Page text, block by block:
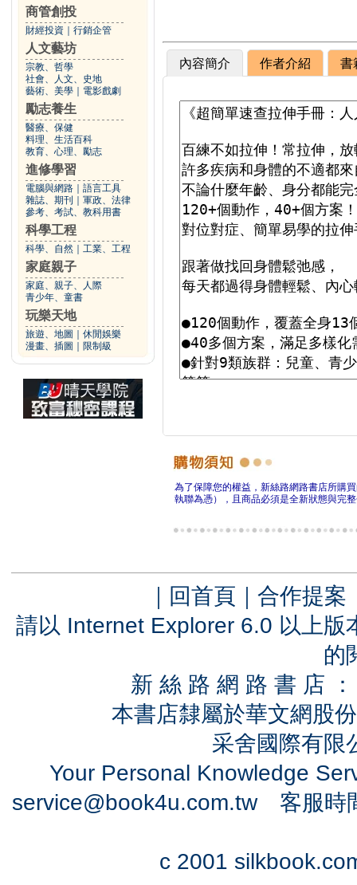
商管創投
財經投資 行銷企管
人文藝坊
宗教、哲學
社會、人文、史地
藝術、美學
電影戲劇
勵志養生
醫療、保健
料理、生活百科
教育、心理、勵志
進修學習
電腦與網路
語言工具
雜誌、期刊
軍政、法律
參考、考試、教科用書
科學工程
科學、自然 工業、工程
家庭親子
家庭、親子、人際
青少年、童書
玩樂天地
旅遊、地圖
休閒娛樂
漫畫、插圖
限制級
內容簡介 作者介紹 書
為了保障您的權益，新絲路網路書店所購
執聯為憑），且商品必須是全新狀態與完
｜ 回首頁 ｜ 合作提案
請以 Internet Explorer 6.0 以上
的
新 絲 路 網 路 書 店
本書店隸屬於華文網股
采舍國際有
Your Personal Knowledge
service@book4u.com.tw客服時
c 2001